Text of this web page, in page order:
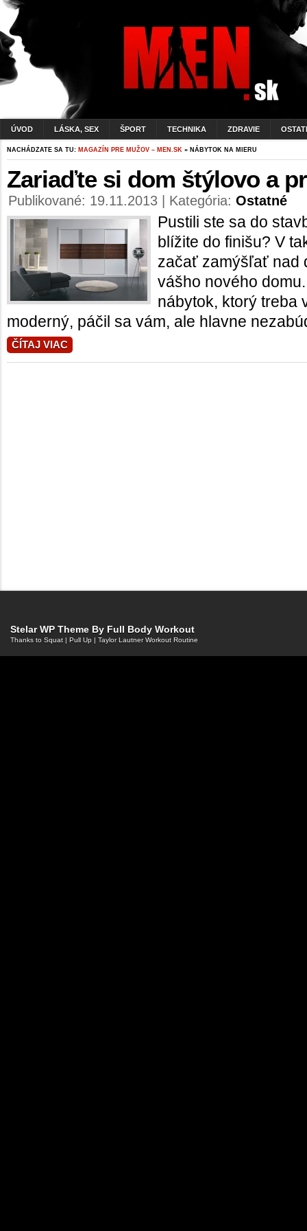
ÚVOD LÁSKA, SEX ŠPORT TECHNIKA ZDRAVIE
NACHÁDZATE SA TU: MAGAZÍN PRE MUŽOV – MEN.SK » NÁBYTOK NA MIERU
Zariaďte si dom štýlovo a
Publikované: 19.11.2013 | Kategória: Ostatné
Pustili ste sa do
blížite do finišu? V
začať zamýšľať nad
vášho nového
nábytok, ktorý treba
moderný, páčil sa vám, ale hlavne
ČÍTAJ VIAC
Stelar WP Theme By Full Body Workout
Thanks to Squat | Pull Up | Taylor Lautner Workout Routine